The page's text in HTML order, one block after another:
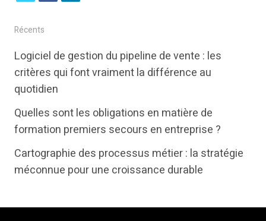
i
t
t
e
b
o
k
e
i
n
Récents
Logiciel de gestion du pipeline de vente : les
critères qui font vraiment la différence au
quotidien
Quelles sont les obligations en matière de
formation premiers secours en entreprise ?
Cartographie des processus métier : la stratégie
méconnue pour une croissance durable